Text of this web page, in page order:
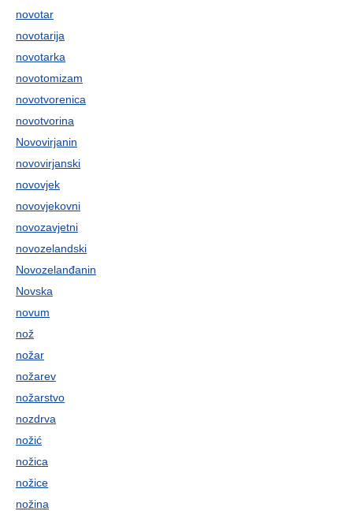
novotar
novotarija
novotarka
novotomizam
novotvorenica
novotvorina
Novovirjanin
novovirjanski
novovjek
novovjekovni
novozavjetni
novozelandski
Novozelanđanin
Novska
novum
nož
nožar
nožarev
nožarstvo
nozdrva
nožić
nožica
nožice
nožina